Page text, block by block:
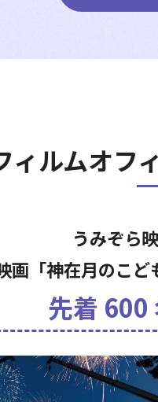
ィルムオフ
うみぞら
画「神在月のこど
先着 600